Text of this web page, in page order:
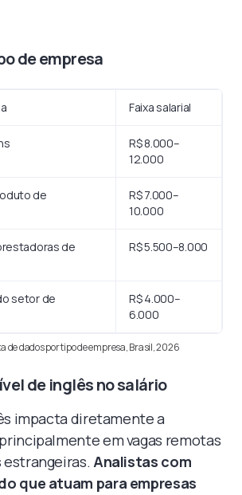
de empresa
Faixa salarial
R$ 8.000–
12.000
de
R$ 7.000–
10.000
de
R$ 5.500–8.000
setor de
R$ 4.000–
6.000
de dados por tipo de empresa, Brasil, 2026
de inglês no salário
impacta diretamente a
em vagas remotas
estrangeiras.Analistas com
que atuam para empresas